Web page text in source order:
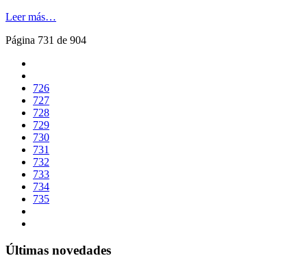
Leer más…
Página 731 de 904
726
727
728
729
730
731
732
733
734
735
Últimas novedades